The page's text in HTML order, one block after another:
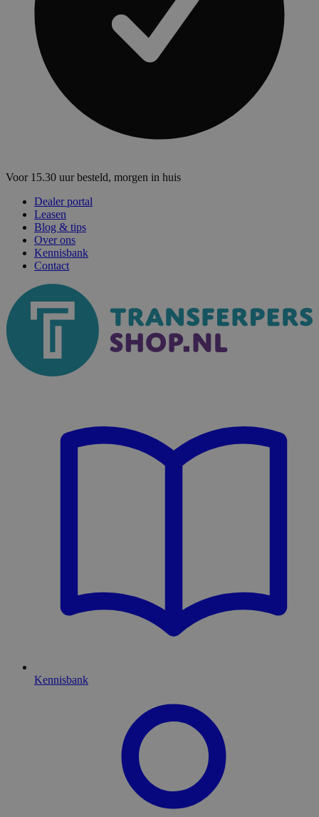
Voor 15.30 uur besteld, morgen in huis
Dealer portal
Leasen
Blog & tips
Over ons
Kennisbank
Contact
Kennisbank